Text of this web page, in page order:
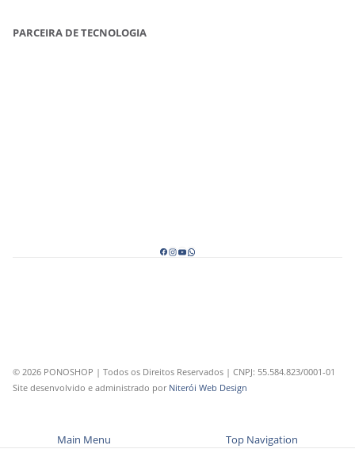
PARCEIRA DE TECNOLOGIA
© 2026 PONOSHOP | Todos os Direitos Reservados | CNPJ: 55.584.823/0001-01
Site desenvolvido e administrado por Niterói Web Design
Main Menu Top Navigation